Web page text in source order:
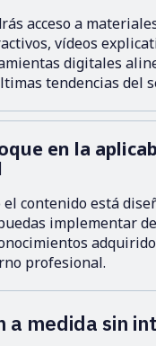
acceso a
vídeos
digitales
tendencias del
en la
el contenido está
implementar
profesional.
a medida sin